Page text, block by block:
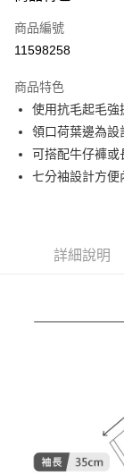
Apple Pay
悠遊付
AFTEE先享後付
相關說明
【關於「AFTEE先享
AFTEE先享後付是
３．安心：先確認
結帳頁面，進行簡訊
２．訂單成立數日內
３．收到繳費通知
ATM／網路銀行／
※ 請注意：結帳手續
購買商品的店家。
※ 交易是否成功請以
是否繳費成功／繳
客戶支援中心」
ATM付款
全家取貨付款
付款後萊爾富取貨
免運費
商品編號
11598258
商品特色
使用抗毛起毛強
領口荷葉邊為設
可搭配牛仔褲或
七分袖設計方便
詳細說明